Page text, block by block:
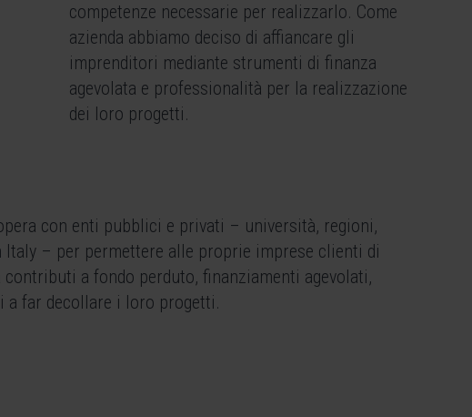
competenze necessarie per realizzarlo. Come
azienda abbiamo deciso di affiancare gli
imprenditori mediante strumenti di finanza
agevolata e professionalità per la realizzazione
dei loro progetti.
con enti pubblici e privati – università, regioni,
– per permettere alle proprie imprese clienti di
a fondo perduto, finanziamenti agevolati,
far decollare i loro progetti.